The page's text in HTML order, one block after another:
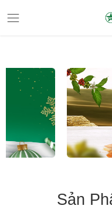
Sản